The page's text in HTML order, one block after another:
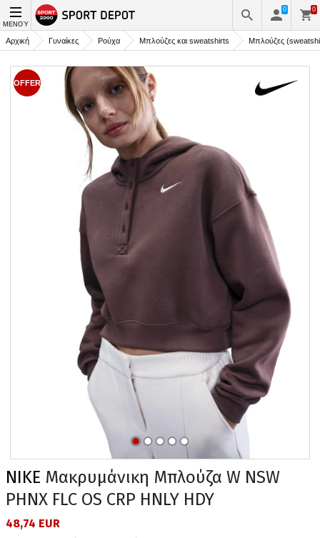
ΜΕΝΟΎ
0 0
Αρχική Γυναίκες Ρούχα Μπλούζες και sweatshirts Μπλούζες
OFFER
NIKE Μακρυμάνικη Μπλούζα W NSW
PHNX FLC OS CRP HNLY HDY
48,74 EUR